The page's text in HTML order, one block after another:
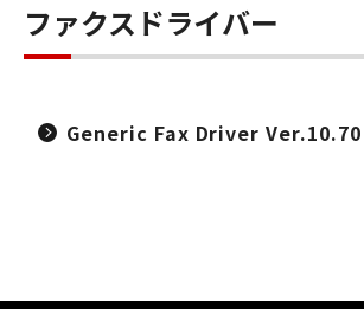
ファクスドライバー
Generic Fax Driver Ver.10.70